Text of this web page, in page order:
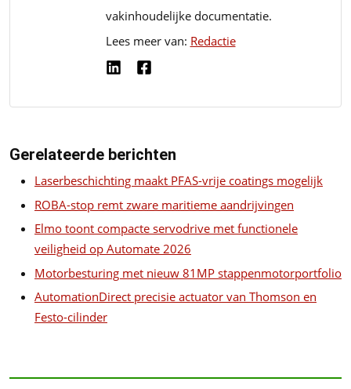
vakinhoudelijke documentatie.
Lees meer van: Redactie
Gerelateerde berichten
Laserbeschichting maakt PFAS-vrije coatings mogelijk
ROBA-stop remt zware maritieme aandrijvingen
Elmo toont compacte servodrive met functionele
veiligheid op Automate 2026
Motorbesturing met nieuw 81MP stappenmotorportfolio
AutomationDirect precisie actuator van Thomson en
Festo-cilinder